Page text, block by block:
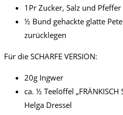
1Pr Zucker, Salz und Pfeffer
½ Bund gehackte glatte
zurücklegen
Für die SCHARFE VERSION:
20g Ingwer
ca. ½ Teelöffel
Helga Dressel